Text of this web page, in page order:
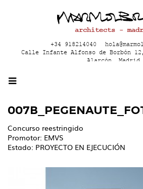
architects -
+34 918214040
Calle Infante Alfonso de Borbón
Alarcón, Madrid
Concurso reestringido
Promotor: EMVS
Estado: PROYECTO EN EJECUCIÓN